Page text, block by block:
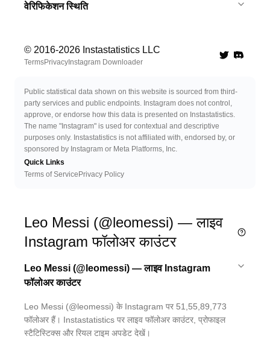
वेरिफिकेशन स्थिति
© 2016-2026 Instastatistics LLC
TermsPrivacy Instagram Downloader TwitterDiscord
Public statistical data shown on this website is sourced from third-
party services and public endpoints. Instagram does not control,
approve, or endorse how this data is presented on Instastatistics.
The name "Instagram" is used for contextual and descriptive
purposes only. Instastatistics is not affiliated with, endorsed by, or
sponsored by Instagram or Meta Platforms, Inc.
Quick Links
Terms of Service Privacy Policy
Leo Messi (@leomessi) — लाइव
Instagram फॉलोअर काउंटर
Leo Messi (@leomessi) — लाइव Instagram
फॉलोअर काउंटर
Leo Messi (@leomessi) के Instagram पर 51,55,89,773
फॉलोअर हैं। Instastatistics पर लाइव फॉलोअर काउंटर, प्रोफाइल
स्टैटिस्टिक्स और रियल टाइम अपडेट देखें।